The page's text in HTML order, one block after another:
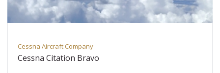
Cessna Aircraft Company
Cessna Citation Bravo